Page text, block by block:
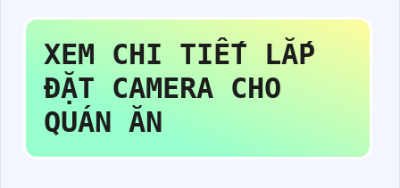
XEM CHI TIẾT LẮP
ĐẶT CAMERA CHO
QUÁN ĂN